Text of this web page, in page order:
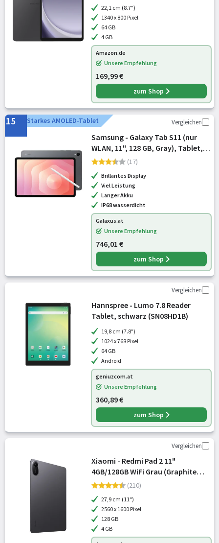
22,1 cm (8.7")
1340 x 800 Pixel
64 GB
4 GB
Amazon.de
Unsere Empfehlung
169,99 €
zum Shop
15 Starkes AMOLED-Tablet Vergleichen
Samsung - Galaxy Tab S11 (nur
WLAN, 11", 128 GB, Gray), Tablet,
Grau
(17)
Brillantes Display
Viel Leistung
Langer Akku
IP68 wasserdicht
Galaxus.at
Unsere Empfehlung
746,01 €
zum Shop
Vergleichen
Hannspree - Lumo 7.8 Reader
Tablet, schwarz (SN08HD1B)
19,8 cm (7.8")
1024 x 768 Pixel
64 GB
Android
geniuzcom.at
Unsere Empfehlung
360,89 €
zum Shop
Vergleichen
Xiaomi - Redmi Pad 2 11"
4GB/128GB WiFi Grau (Graphite
Gray)
(210)
27,9 cm (11")
2560 x 1600 Pixel
128 GB
4 GB